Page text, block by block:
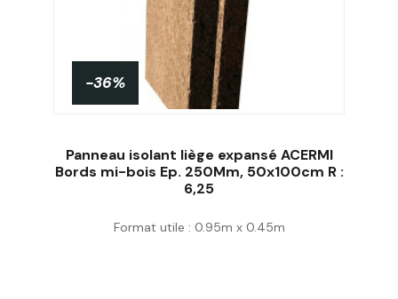
-36%
Panneau isolant liège expansé ACERMI
Bords mi-bois Ep. 250Mm, 50x100cm R :
6,25
Format utile : 0.95m x 0.45m